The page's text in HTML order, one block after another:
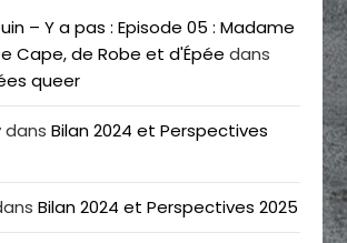
– Y a pas : Episode 05 : Madame
Cape, de Robe et d'Épée dans
queer
dansBilan 2024 et Perspectives
Bilan 2024 et Perspectives 2025